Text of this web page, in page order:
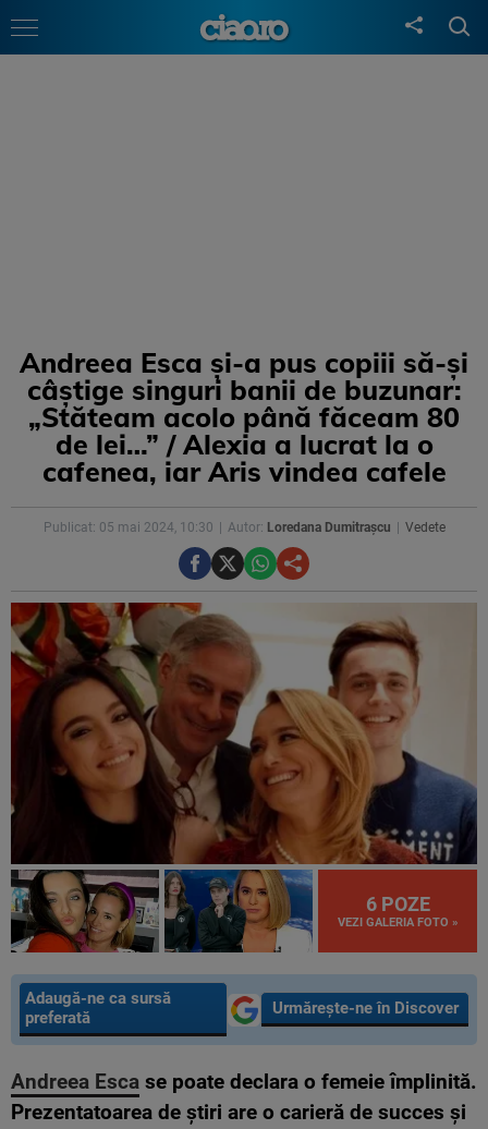
Andreea Esca și-a pus copiii să-și
câștige singuri banii de buzunar:
„Stăteam acolo până făceam 80
de lei…” / Alexia a lucrat la o
cafenea, iar Aris vindea cafele
Publicat: 05 mai 2024, 10:30 Autor: Loredana Dumitrașcu Vedete
6 POZE
VEZI GALERIA FOTO »
Adaugă-ne ca sursă
preferată
Urmărește-ne în Discover
Andreea Esca se poate declara o femeie împlinită.
Prezentatoarea de știri are o carieră de succes și